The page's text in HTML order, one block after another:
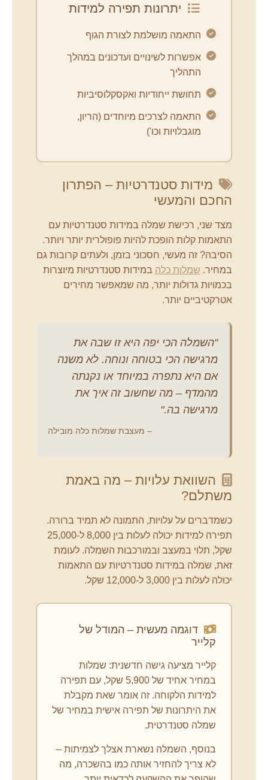
יתרונות תפירה למידות
התאמה מושלמת לצורת הגוף
אפשרות לשינויים ועדכונים במהלך
התהליך
תחושת ייחודיות ואקסקלוסיביות
התאמה לצרכים מיוחדים (הריון,
מוגבלויות וכו')
מידות סטנדרטיות – הפתרון
החכם והמעשי
מצד שני, רכישת שמלה במידות סטנדרטיות עם
התאמות קלות הופכת להיות פופולרית יותר ויותר.
הסיבה? זה מעשי, חסכוני בזמן, ולעתים קרובות גם
במחיר. שמלות כלה במידות סטנדרטיות מיוצרות
בכמויות גדולות יותר, מה שמאפשר מחירים
אטרקטיביים יותר.
"השמלה הכי יפה היא זו שבה את
מרגישה הכי בטוחה ונוחה. לא משנה
אם היא נתפרה במיוחד או נקנתה
מהמדף – מה שחשוב זה איך את
מרגישה בה."
– מעצבת שמלות כלה מובילה
השוואת עלויות – מה באמת
משתלם?
כשמדברים על עלויות, התמונה לא תמיד ברורה.
תפירה למידות יכולה לעלות בין 8,000 ל-25,000
שקל, תלוי במעצב ובמורכבות השמלה. לעומת
זאת, שמלה במידות סטנדרטיות עם התאמות
יכולה לעלות בין 3,000 ל-12,000 שקל.
דוגמה מעשית – המודל של
קלייר
קלייר מציעה גישה חדשנית: שמלות
במחיר אחיד של 5,900 שקל, עם תפירה
למידות הלקוחה. זה אומר שאת מקבלת
את היתרונות של תפירה אישית במחיר של
שמלה סטנדרטית.
בנוסף, השמלה נשארת אצלך לצמיתות –
לא צריך להחזיר אותה כמו בהשכרה, מה